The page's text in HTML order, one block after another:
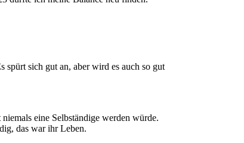
spürt sich gut an, aber wird es auch so gut
eine Selbständige werden würde.
das war ihr Leben.